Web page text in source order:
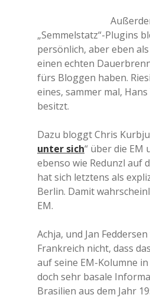
„Semmelstatz“-Plugins
persönlich, aber eben
einen echten
fürs Bloggen haben.
eines, sammer mal,
besitzt.
Dazu bloggt Chris
unter sich“ über die
ebenso wie Redunzl auf
hat sich letztens als
Berlin. Damit
EM.
Achja, und Jan
Frankreich nicht, dass
auf seine EM-Kolumne
doch sehr basale
Brasilien aus dem Jahr